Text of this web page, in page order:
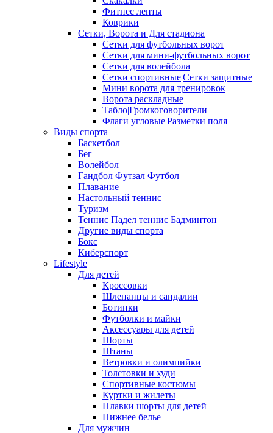
Фитнес ленты
Коврики
Сетки, Ворота и Для стадиона
Сетки для футбольных ворот
Сетки для мини-футбольных ворот
Сетки для волейбола
Сетки спортивные|Сетки защитные
Мини ворота для тренировок
Ворота раскладные
Табло|Громкоговорители
Флаги угловые|Разметки поля
Виды спорта
Баскетбол
Бег
Волейбол
Гандбол Футзал Футбол
Плавание
Настольный теннис
Туризм
Теннис Падел теннис Бадминтон
Другие виды спорта
Бокс
Киберспорт
Lifestyle
Для детей
Кроссовки
Шлепанцы и сандалии
Ботинки
Футболки и майки
Аксессуары для детей
Шорты
Штаны
Ветровки и олимпийки
Толстовки и худи
Спортивные костюмы
Куртки и жилеты
Плавки шорты для детей
Нижнее белье
Для мужчин